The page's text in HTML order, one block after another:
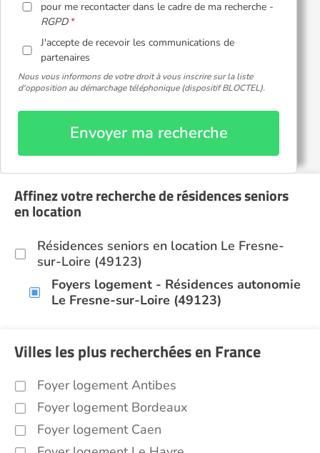
pour me recontacter dans le cadre de ma recherche -
RGPD
J'accepte de recevoir les communications de
partenaires
Nous vous informons de votre droit à vous inscrire sur la liste
d'opposition au démarchage téléphonique (dispositif BLOCTEL).
Envoyer ma recherche
Affinez votre recherche de résidences seniors
en location
Résidences seniors en location Le Fresne-
sur-Loire (49123)
Foyers logement - Résidences autonomie
Le Fresne-sur-Loire (49123)
Villes les plus recherchées en France
Foyer logement Antibes
Foyer logement Bordeaux
Foyer logement Caen